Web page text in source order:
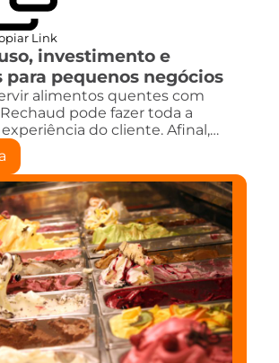
Link
investimento e
para pequenos negócios
alimentos quentes com
pode fazer toda a
do cliente. Afinal,…